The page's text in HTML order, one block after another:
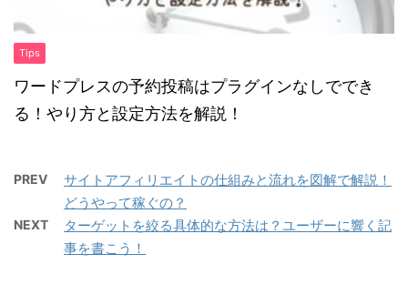
Tips
ワードプレスの予約投稿はプラグインなしででき
る！やり方と設定方法を解説！
PREV
サイトアフィリエイトの仕組みと流れを図解で解説！
どうやって稼ぐの？
NEXT
ターゲットを絞る具体的な方法は？ユーザーに響く記
事を書こう！